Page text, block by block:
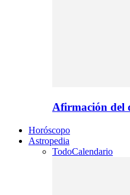
Afirmación del
Horóscopo
Astropedia
TodoCalendario